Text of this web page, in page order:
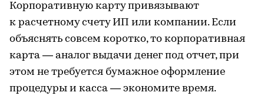
Корпоративную карту привязывают
к расчетному счету ИП или компании. Если
объяснять совсем коротко, то корпоративная
карта — аналог выдачи денег под отчет, при
этом не требуется бумажное оформление
процедуры и касса — экономите время.